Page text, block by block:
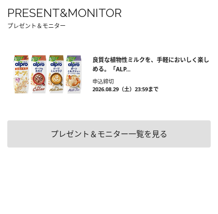
PRESENT&MONITOR
プレゼント＆モニター
良質な植物性ミルクを、手軽においしく楽し
める。「ALP...
申込締切
2026.08.29（土）23:59まで
プレゼント＆モニター一覧を見る